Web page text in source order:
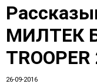
МИЛТЕК
26-09-2016